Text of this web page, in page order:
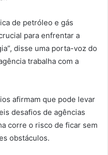
de petróleo e gás
para enfrentar a
disse uma porta-voz do
trabalha com a
afirmam que pode levar
desafios de agências
corre o risco de ficar sem
obstáculos.